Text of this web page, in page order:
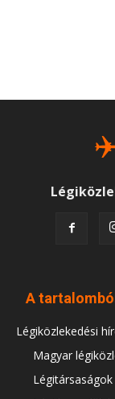
A
Légiközlekedési
Magyar
Légitársaságok